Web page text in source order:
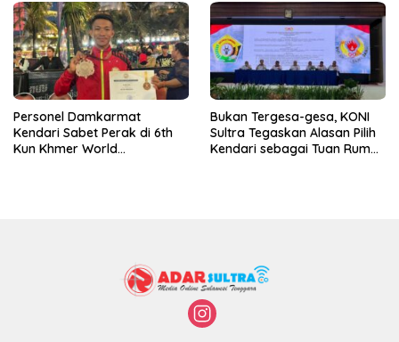
Personel Damkarmat
Kendari Sabet Perak di 6th
Kun Khmer World
Bukan Tergesa-gesa, KONI
Sultra Tegaskan Alasan Pilih
Kendari sebagai Tuan Rumah